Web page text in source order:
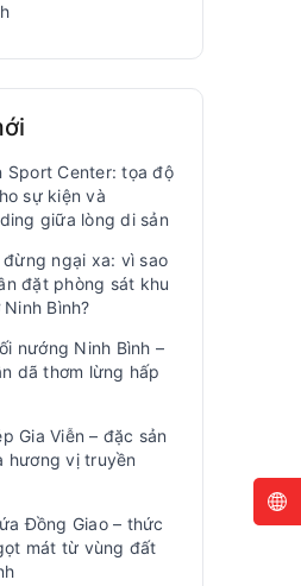
Sport Center: tọa độ
sự kiện và
giữa lòng di sản
ngại xa: vì sao
đặt phòng sát khu
Bình?
nướng Ninh Bình –
dã thơm lừng hấp
Gia Viễn – đặc sản
hương vị truyền
Đồng Giao – thức
mát từ vùng đất